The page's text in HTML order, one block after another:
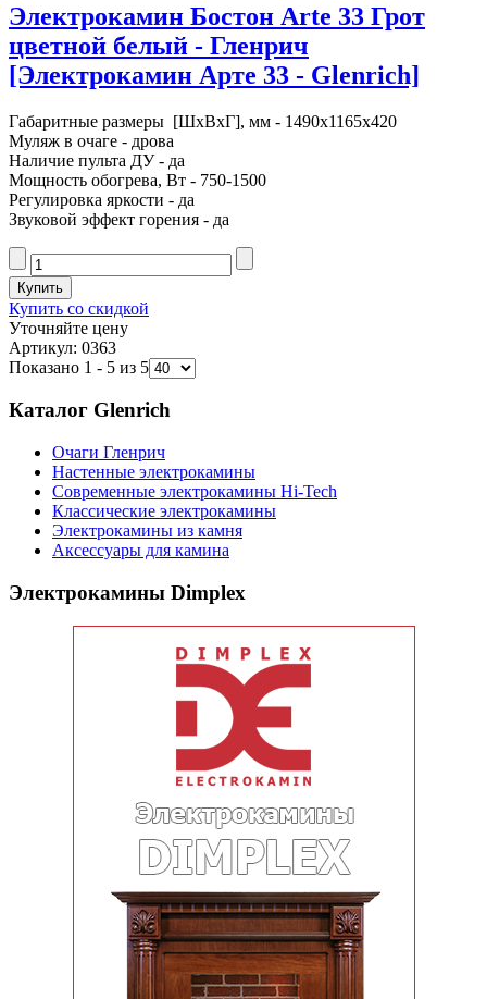
Электрокамин Бостон Arte 33 Грот
цветной белый - Гленрич
[Электрокамин Арте 33 - Glenrich]
Габаритные размеры [ШxВxГ], мм - 1490x1165x420
Муляж в очаге - дрова
Наличие пульта ДУ - да
Мощность обогрева, Вт - 750-1500
Регулировка яркости - да
Звуковой эффект горения - да
Купить со скидкой
Уточняйте цену
Артикул: 0363
Показано 1 - 5 из 5
Каталог Glenrich
Очаги Гленрич
Настенные электрокамины
Современные электрокамины Hi-Tech
Классические электрокамины
Электрокамины из камня
Аксессуары для камина
Электрокамины Dimplex